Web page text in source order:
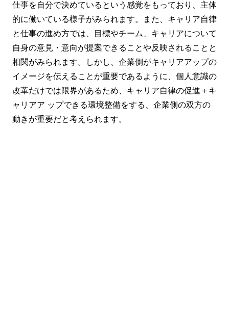
仕事を自分で決めているという感覚をもっており、主体
的に働いている様子がみられます。また、キャリア自律
と仕事の進め方では、目標やチーム、キャリアについて
自身の意見・意向が提案できることや反映されることと
相関がみられます。しかし、企業側がキャリアアップの
イメージを伝えることが重要であるように、個人意識の
改革だけでは限界があるため、キャリア自律の促進＋キ
ャリアア ップできる環境整備をする、企業側の双方の
動きが重要だと考えられます。